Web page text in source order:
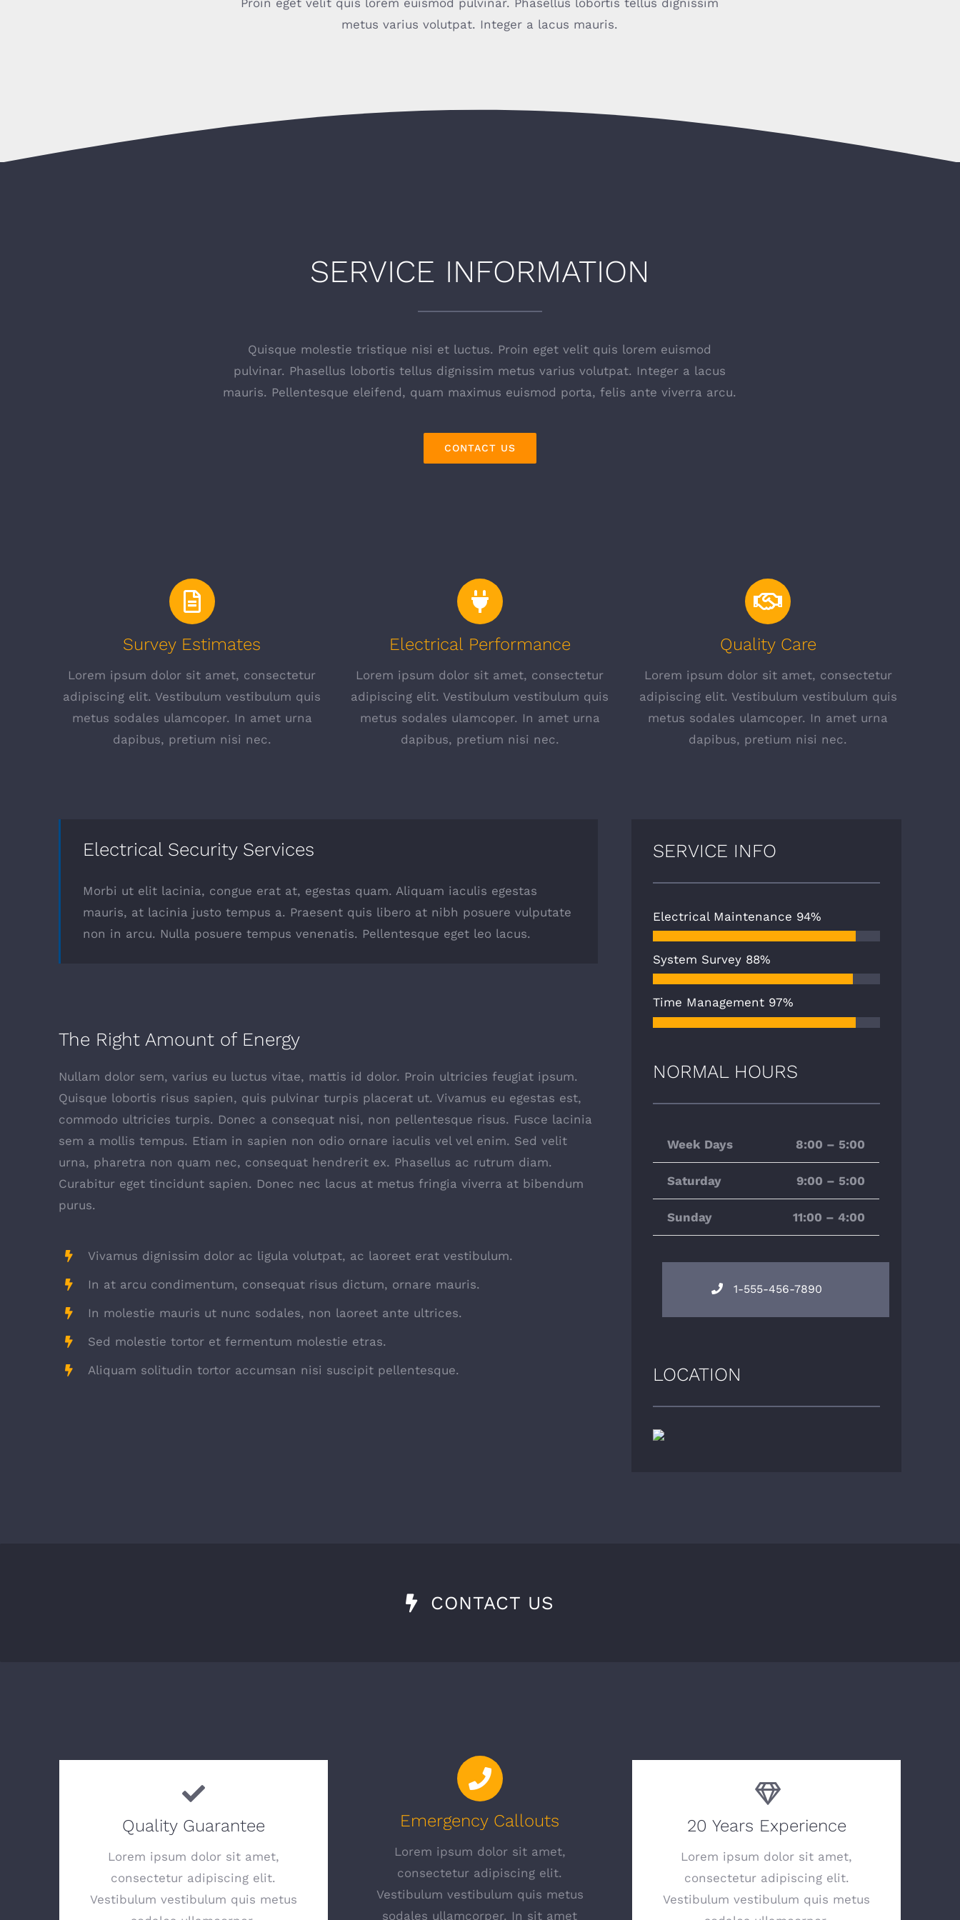
Proin eget velit quis lorem euismod pulvinar. Phasellus lobortis tellus dignissim
metus varius volutpat. Integer a lacus mauris.
SERVICE INFORMATION
Quisque molestie tristique nisi et luctus. Proin eget velit quis lorem euismod
pulvinar. Phasellus lobortis tellus dignissim metus varius volutpat. Integer a lacus
mauris. Pellentesque eleifend, quam maximus euismod porta, felis ante viverra arcu.
CONTACT US
Survey Estimates
Lorem ipsum dolor sit amet, consectetur
adipiscing elit. Vestibulum vestibulum quis
metus sodales ulamcoper. In amet urna
dapibus, pretium nisi nec.
Electrical Performance
Lorem ipsum dolor sit amet, consectetur
adipiscing elit. Vestibulum vestibulum quis
metus sodales ulamcoper. In amet urna
dapibus, pretium nisi nec.
Quality Care
Lorem ipsum dolor sit amet, consectetur
adipiscing elit. Vestibulum vestibulum quis
metus sodales ulamcoper. In amet urna
dapibus, pretium nisi nec.
Electrical Security Services
Morbi ut elit lacinia, congue erat at, egestas quam. Aliquam iaculis egestas
mauris, at lacinia justo tempus a. Praesent quis libero at nibh posuere vulputate
non in arcu. Nulla posuere tempus venenatis. Pellentesque eget leo lacus.
The Right Amount of Energy
Nullam dolor sem, varius eu luctus vitae, mattis id dolor. Proin ultricies feugiat ipsum.
Quisque lobortis risus sapien, quis pulvinar turpis placerat ut. Vivamus eu egestas est,
commodo ultricies turpis. Donec a consequat nisi, non pellentesque risus. Fusce lacinia
sem a mollis tempus. Etiam in sapien non odio ornare iaculis vel vel enim. Sed velit
urna, pharetra non quam nec, consequat hendrerit ex. Phasellus ac rutrum diam.
Curabitur eget tincidunt sapien. Donec nec lacus at metus fringia viverra at bibendum
purus.
Vivamus dignissim dolor ac ligula volutpat, ac laoreet erat vestibulum.
In at arcu condimentum, consequat risus dictum, ornare mauris.
In molestie mauris ut nunc sodales, non laoreet ante ultrices.
Sed molestie tortor et fermentum molestie etras.
Aliquam solitudin tortor accumsan nisi suscipit pellentesque.
SERVICE INFO
Electrical Maintenance 94%
System Survey 88%
Time Management 97%
NORMAL HOURS
Week Days 8:00 – 5:00
Saturday 9:00 – 5:00
Sunday 11:00 – 4:00
1-555-456-7890
LOCATION
CONTACT US
Quality Guarantee
Lorem ipsum dolor sit amet,
consectetur adipiscing elit.
Vestibulum vestibulum quis metus
Emergency Callouts
Lorem ipsum dolor sit amet,
consectetur adipiscing elit.
Vestibulum vestibulum quis metus
sodales ullamcorper. In sit amet
20 Years Experience
Lorem ipsum dolor sit amet,
consectetur adipiscing elit.
Vestibulum vestibulum quis metus